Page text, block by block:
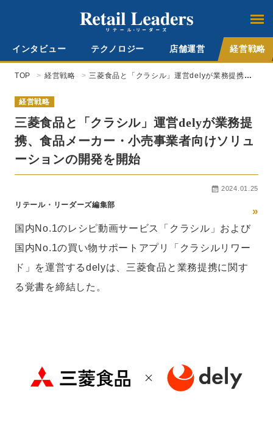
インタビュー テクノロジー 店舗運営 経営戦略
TOP 経営戦略
三菱食品と「クラシル」運営delyが業務提携、
経営戦略
三菱食品と「クラシル」運営delyが業務提
携、食品メーカー・小売事業者向けソリュ
ーションの開発を開始
2024.01.25
リテール・リーダーズ編集部
»
国内No.1のレシピ動画サービス「クラシル」および
国内No.1の買い物サポートアプリ「クラシルリワー
ド」を運営するdelyは、三菱食品と業務提携に関す
る覚書を締結した。